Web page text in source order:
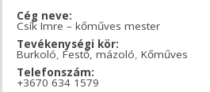
Cég neve:
Csík Imre – kőműves mester
Tevékenységi kör:
Burkoló,Festő, mázoló,Kőműves
Telefonszám:
+3670 634 1579